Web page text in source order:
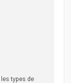
types de